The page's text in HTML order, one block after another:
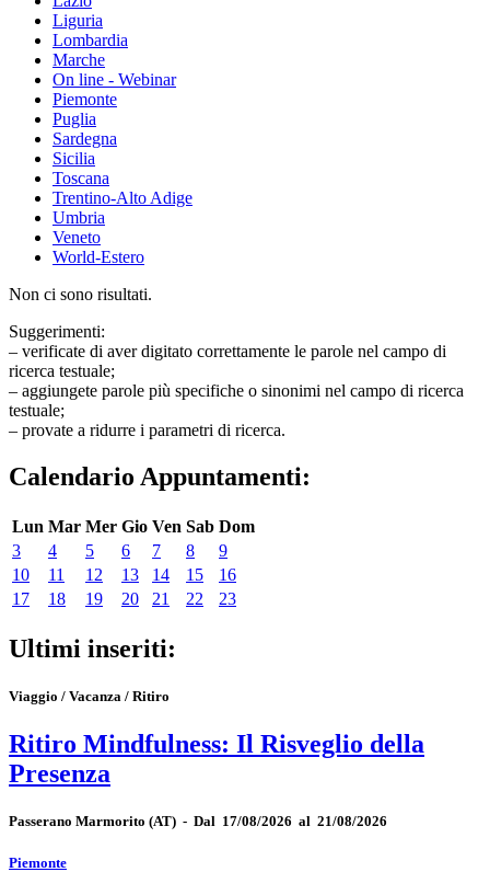
Liguria
Lombardia
Marche
On line - Webinar
Piemonte
Puglia
Sardegna
Sicilia
Toscana
Trentino-Alto Adige
Umbria
Veneto
World-Estero
Non ci sono risultati.
Suggerimenti:
– verificate di aver digitato correttamente le parole nel campo di
ricerca testuale;
– aggiungete parole più specifiche o sinonimi nel campo di ricerca
testuale;
– provate a ridurre i parametri di ricerca.
Calendario Appuntamenti:
Lun Mar Mer Gio Ven Sab Dom
3
4 5 6 7 8
9
10
11 12 13 14 15
16
17
18 19 20 21 22 23
Ultimi inseriti:
Viaggio / Vacanza / Ritiro
Ritiro Mindfulness: Il Risveglio della
Presenza
Passerano Marmorito (AT) - Dal 17/08/2026 al 21/08/2026
Piemonte